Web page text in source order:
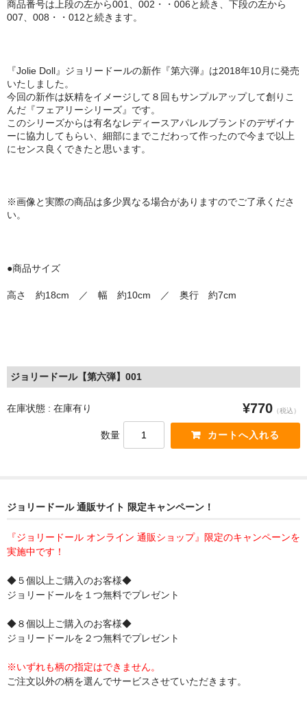
商品番号は上段の左から001、002・・006と続き、下段の左から
007、008・・012と続きます。
『Jolie Doll』ジョリードールの新作『第六弾』は2018年10月に発売
いたしました。
今回の新作は妖精をイメージして８回もサンプルアップして創りこ
んだ『フェアリーシリーズ』です。
このシリーズからは有名なレディースアパレルブランドのデザイナ
ーに協力してもらい、細部にまでこだわって作ったので今まで以上
にセンス良くできたと思います。
※画像と実際の商品は多少異なる場合がありますのでご了承くださ
い。
●商品サイズ
高さ 約18cm ／ 幅 約10cm ／ 奥行 約7cm
ジョリードール【第六弾】001
在庫状態 : 在庫有り ¥770 （税込）
数量
ジョリードール 通販サイト 限定キャンペーン！
『ジョリードール オンライン 通販ショップ』限定のキャンペーンを
実施中です！
◆５個以上ご購入のお客様◆
ジョリードールを１つ無料でプレゼント
◆８個以上ご購入のお客様◆
ジョリードールを２つ無料でプレゼント
※いずれも柄の指定はできません。
ご注文以外の柄を選んでサービスさせていただきます。